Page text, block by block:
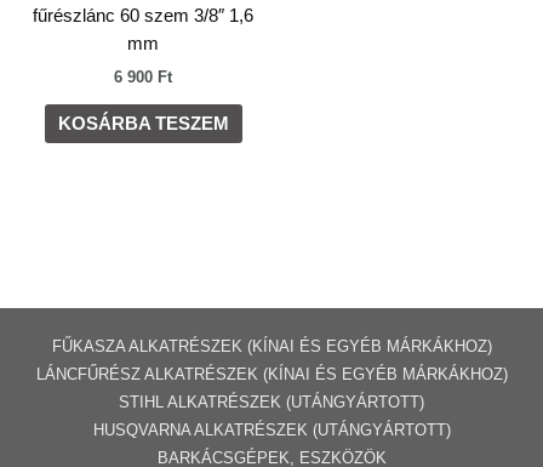
fűrészlánc 60 szem 3/8″ 1,6
mm
6 900 Ft
KOSÁRBA TESZEM
FŰKASZA ALKATRÉSZEK (KÍNAI ÉS EGYÉB MÁRKÁKHOZ)
LÁNCFŰRÉSZ ALKATRÉSZEK (KÍNAI ÉS EGYÉB MÁRKÁKHOZ)
STIHL ALKATRÉSZEK (UTÁNGYÁRTOTT)
HUSQVARNA ALKATRÉSZEK (UTÁNGYÁRTOTT)
BARKÁCSGÉP EK, ESZKÖZÖK